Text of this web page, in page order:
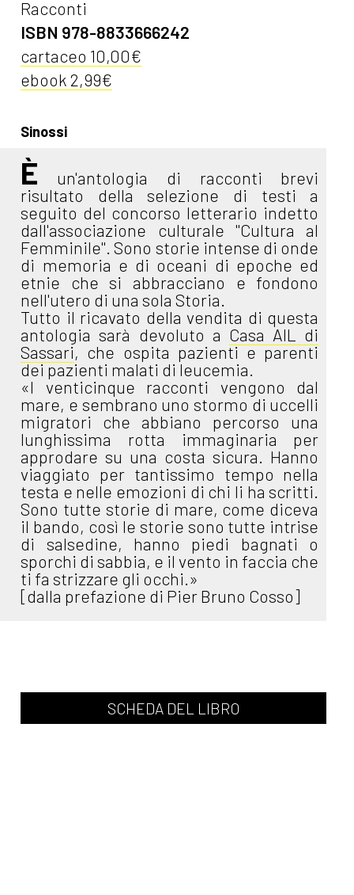
Racconti
ISBN 978-8833666242
cartaceo 10,00€
ebook 2,99€
Sinossi
È un'antologia di racconti brevi
risultato della selezione di testi a
seguito del concorso letterario indetto
dall'associazione culturale "Cultura al
Femminile". Sono storie intense di onde
di memoria e di oceani di epoche ed
etnie che si abbracciano e fondono
nell'utero di una sola Storia.
Tutto il ricavato della vendita di questa
antologia sarà devoluto a Casa AIL di
Sassari, che ospita pazienti e parenti
dei pazienti malati di leucemia.
«I venticinque racconti vengono dal
mare, e sembrano uno stormo di uccelli
migratori che abbiano percorso una
lunghissima rotta immaginaria per
approdare su una costa sicura. Hanno
viaggiato per tantissimo tempo nella
testa e nelle emozioni di chi li ha scritti.
Sono tutte storie di mare, come diceva
il bando, così le storie sono tutte intrise
di salsedine, hanno piedi bagnati o
sporchi di sabbia, e il vento in faccia che
ti fa strizzare gli occhi.»
[dalla prefazione di Pier Bruno Cosso]
SCHEDA DEL LIBRO